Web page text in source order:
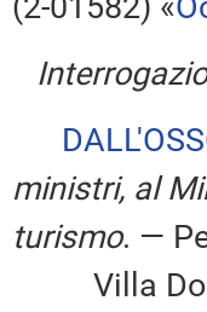
ministri, al
turismo. —
Villa Doria